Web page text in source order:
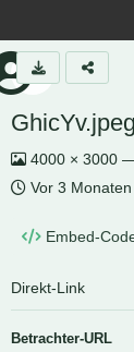
4000 × 3000
Vor 3 Monaten
Embed-
Direkt-Link
Betrachter-URL